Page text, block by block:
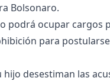
Bolsonaro.
ocupar cargos
para
desestiman las